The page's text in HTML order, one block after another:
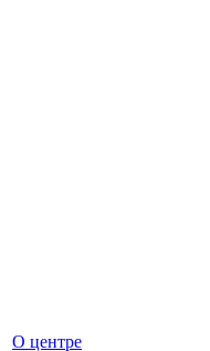
О центре